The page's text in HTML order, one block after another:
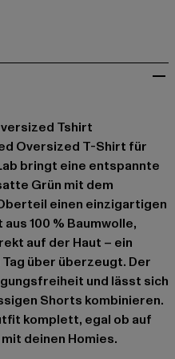
Tshirt
Oversized T-Shirt für
bringt eine entspannte
Grün mit dem
einen einzigartigen
100 % Baumwolle,
auf der Haut – ein
über überzeugt. Der
und lässt sich
Shorts kombinieren.
komplett, egal ob auf
deinen Homies.